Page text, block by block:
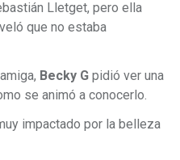
Lletget, pero ella
que no estaba
Becky G pidió ver una
se animó a conocerlo.
impactado por la belleza